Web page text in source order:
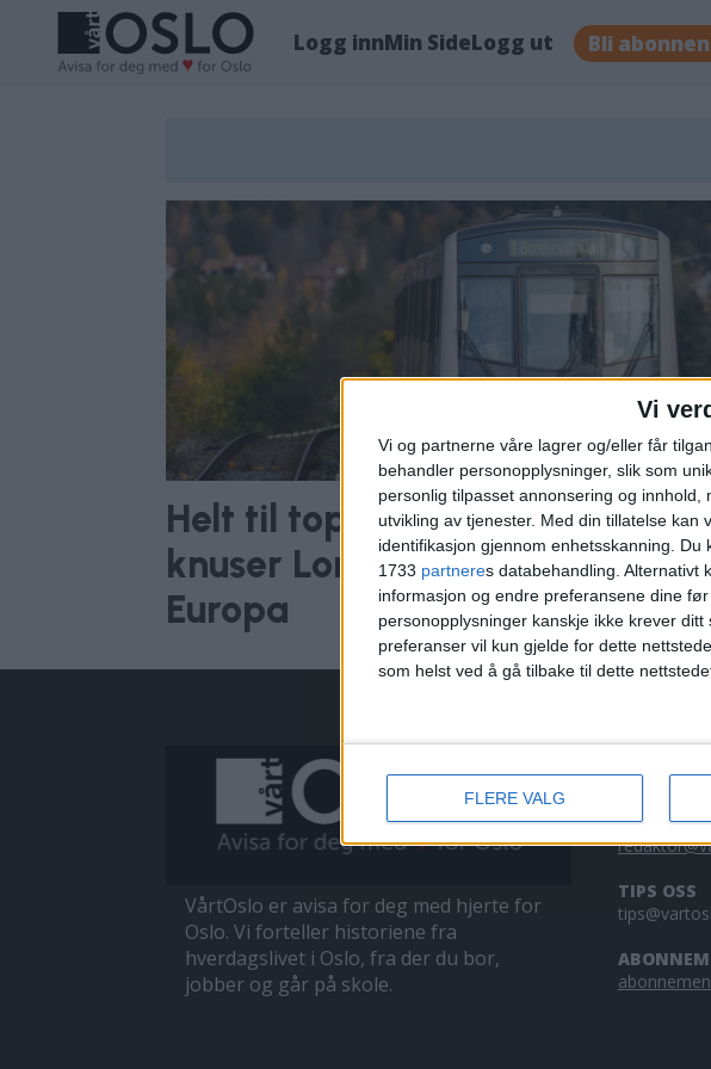
Vi
Vi og partnerne våre lagrer og/eller får
behandler personopplysninger, slik som
personlig tilpasset annonsering og
utvikling av tjenester. Med din tillatelse kan
identifikasjon gjennom enhetsskanning.
1733 partneres databehandling. Alternativt
informasjon og endre preferansene dine før
personopplysninger kanskje ikke krever
preferanser vil kun gjelde for dette
som helst ved å gå tilbake til dette
FLERE VALG
Logg innMin SideLogg ut Bli
Helt til topps i kåring: Oslos T-
knuser London, Paris og
Europa
VårtOslo er avisa for deg med hjerte for
Oslo. Vi forteller historiene fra
hverdagslivet i Oslo, fra der du bor,
jobber og går på skole.
Redaktør,
TIPS OSS